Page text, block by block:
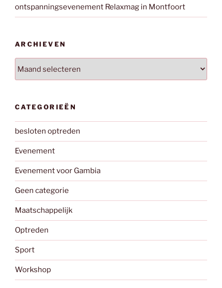
ontspanningsevenement Relaxmag in Montfoort
ARCHIEVEN
CATEGORIEËN
besloten optreden
Evenement
Evenement voor Gambia
Geen categorie
Maatschappelijk
Optreden
Sport
Workshop